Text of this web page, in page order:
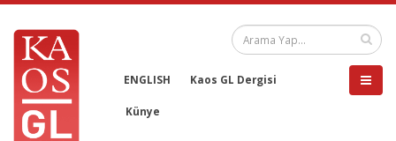
ENGLISH Kaos GL Dergisi
Künye